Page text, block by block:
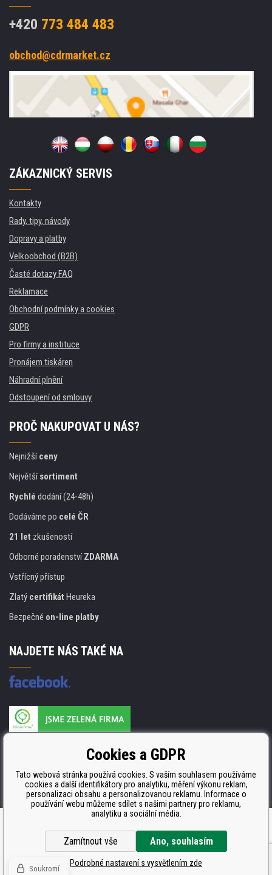
+420 773 484 483
obchod@cdrmarket.cz
ZÁKAZNICKÝ SERVIS
Kontakty
Rady, tipy, návody
Dopravy a platby
Velkoobchod (B2B)
Časté dotazy FAQ
Reklamace
Obchodní podmínky a cookies
GDPR
Pro firmy a instituce
Pronájem tiskáren
Náhradní plnění
Odstoupení od smlouvy
PROČ NAKUPOVAT U NÁS?
Nejnižšíceny
Největšísortiment
Rychlé dodání (24-48h)
Dodáváme po celé ČR
21 let zkušeností
Odborné poradenstvíZDARMA
Vstřícný přístup
Zlatý certifikát Heureka
Bezpečné on-line platby
NAJDETE NÁS TAKÉ NA
ISO 9001. ISO 14001 a STMC.
Tvorba a pronájem eshopůBINARGON.cz
Cookies a GDPR
Tato webová stránka používá cookies. S vaším souhlasem používáme
cookies a další identifikátory pro analytiku, měření výkonu reklam,
personalizaci obsahu a personalizovanou reklamu. Informace o
používání webu můžeme sdílet s našimi partnery pro reklamu,
analytiku a sociální média.
Zamítnout vše Ano, souhlasím
Podrobné nastavení s vysvětlením zde
Soukromí